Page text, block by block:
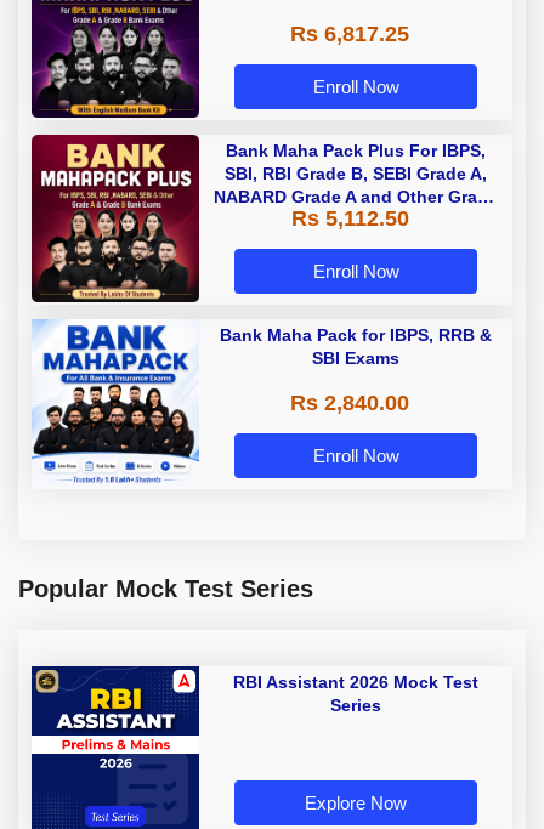
Rs 6,817.25
Enroll Now
Bank Maha Pack Plus For IBPS,
SBI, RBI Grade B, SEBI Grade A,
NABARD Grade A and Other Grade
A & Grade B Bank Exams
Rs 5,112.50
Enroll Now
Bank Maha Pack for IBPS, RRB &
SBI Exams
Rs 2,840.00
Enroll Now
Popular Mock Test Series
RBI Assistant 2026 Mock Test
Series
Explore Now